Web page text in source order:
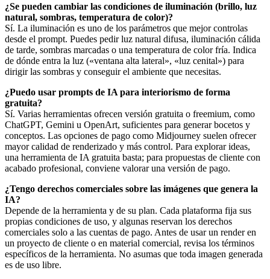
¿Se pueden cambiar las condiciones de iluminación (brillo, luz
natural, sombras, temperatura de color)?
Sí. La iluminación es uno de los parámetros que mejor controlas
desde el prompt. Puedes pedir luz natural difusa, iluminación cálida
de tarde, sombras marcadas o una temperatura de color fría. Indica
de dónde entra la luz («ventana alta lateral», «luz cenital») para
dirigir las sombras y conseguir el ambiente que necesitas.
¿Puedo usar prompts de IA para interiorismo de forma
gratuita?
Sí. Varias herramientas ofrecen versión gratuita o freemium, como
ChatGPT, Gemini u OpenArt, suficientes para generar bocetos y
conceptos. Las opciones de pago como Midjourney suelen ofrecer
mayor calidad de renderizado y más control. Para explorar ideas,
una herramienta de IA gratuita basta; para propuestas de cliente con
acabado profesional, conviene valorar una versión de pago.
¿Tengo derechos comerciales sobre las imágenes que genera la
IA?
Depende de la herramienta y de su plan. Cada plataforma fija sus
propias condiciones de uso, y algunas reservan los derechos
comerciales solo a las cuentas de pago. Antes de usar un render en
un proyecto de cliente o en material comercial, revisa los términos
específicos de la herramienta. No asumas que toda imagen generada
es de uso libre.